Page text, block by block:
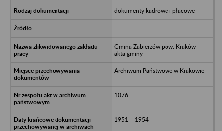
dokumenty kadrowe i płacowe
Gmina Zabierzów pow. Kraków -
akta gminy
Archiwum Państwowe w Krakowie
1076
1951 – 1954